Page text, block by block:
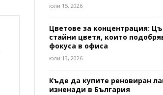
юли 15, 2026
Цветове за концентрация:
стайни цветя, които
фокуса в офиса
юли 13, 2026
Къде да купите реновиран
изненади в България